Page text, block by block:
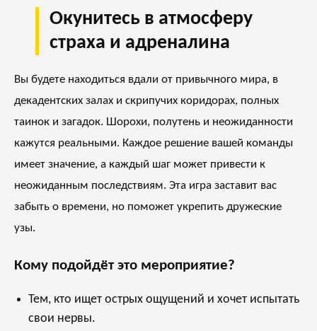
Окунитесь в атмосферу
страха и адреналина
Вы будете находиться вдали от привычного мира, в
декадентских залах и скрипучих коридорах, полных
таинок и загадок. Шорохи, полутень и неожиданности
кажутся реальными. Каждое решение вашей команды
имеет значение, а каждый шаг может привести к
неожиданным последствиям. Эта игра заставит вас
забыть о времени, но поможет укрепить дружеские
узы.
Кому подойдёт это мероприятие?
Тем, кто ищет острых ощущений и хочет испытать
свои нервы.